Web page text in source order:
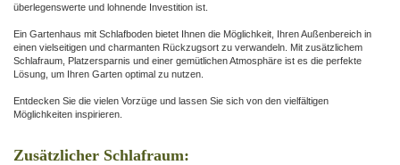
überlegenswerte und lohnende Investition ist.
Ein Gartenhaus mit Schlafboden bietet Ihnen die Möglichkeit, Ihren Außenbereich in
einen vielseitigen und charmanten Rückzugsort zu verwandeln. Mit zusätzlichem
Schlafraum, Platzersparnis und einer gemütlichen Atmosphäre ist es die perfekte
Lösung, um Ihren Garten optimal zu nutzen.
Entdecken Sie die vielen Vorzüge und lassen Sie sich von den vielfältigen
Möglichkeiten inspirieren.
Zusätzlicher Schlafraum: